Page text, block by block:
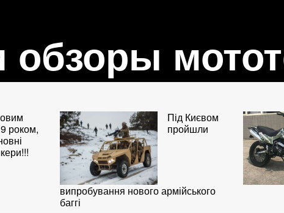
роком,
Під Києвом
пройшли
випробування нового армійського
баггі